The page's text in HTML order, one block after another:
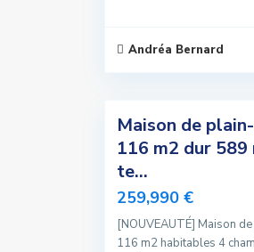
Andréa Bernard
Maison de
116 m2 dur 589
te...
259,990 €
[NOUVEAUTÉ] Maison
116 m2 habitables 4